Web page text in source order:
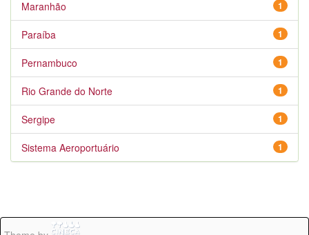
1
Maranhão
1
Paraíba
1
Pernambuco
1
Rio Grande do Norte
1
Sergipe
1
Sistema Aeroportuário